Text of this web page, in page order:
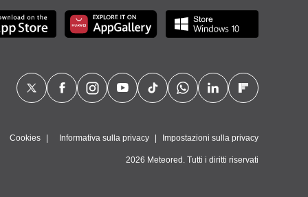
Cookies Informativa sulla privacy Impostazioni sulla privacy
2026 Meteored. Tutti i diritti riservati